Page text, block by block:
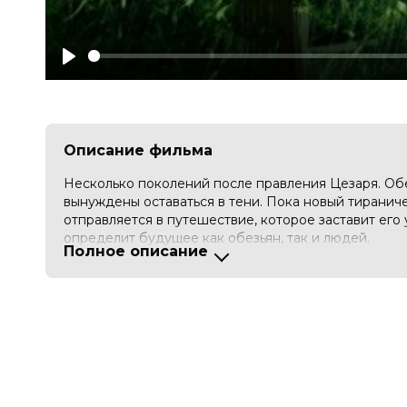
Play
Описание фильма
Несколько поколений после правления Цезаря.
вынуждены оставаться в тени. Пока новый
отправляется в путешествие, которое заставит
определит будущее как обезьян, так и людей.
В рамках нашей услуги предоставления
- Настоящее рекламное сообщение составлено и
Полное описание